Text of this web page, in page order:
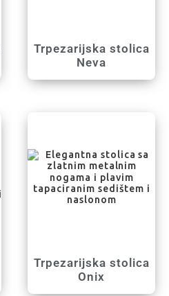
Trpezarijska stolica
Neva
Trpezarijska stolica
Onix